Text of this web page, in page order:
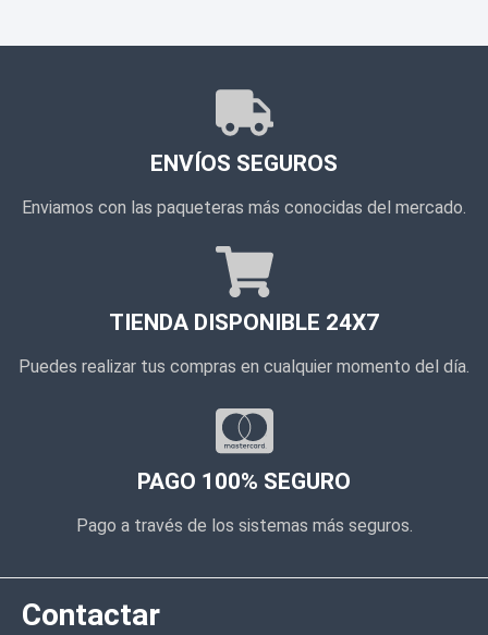
ENVÍOS SEGUROS
Enviamos con las paqueteras más conocidas del mercado.
TIENDA DISPONIBLE 24X7
Puedes realizar tus compras en cualquier momento del día.
PAGO 100% SEGURO
Pago a través de los sistemas más seguros.
Contactar